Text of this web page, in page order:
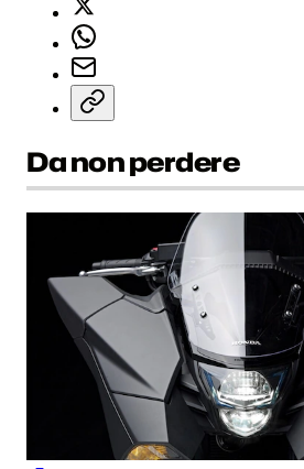
Da non perdere